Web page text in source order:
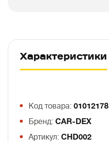
Характеристики
Код товара: 01012178
Бренд: CAR-DEX
Артикул: CHD002